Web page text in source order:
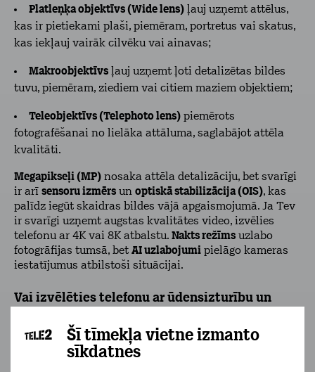
Šī tīmekļa vietne izmanto
sīkdatnes
Platleņķa objektīvs (Wide lens) ļauj uzņemt attēlus,
kas ir pietiekami plaši, piemēram, portretus vai skatus,
kas iekļauj vairāk cilvēku vai ainavas;
Makroobjektīvs ļauj uzņemt ļoti detalizētas bildes
tuvu, piemēram, ziediem vai citiem maziem objektiem;
Teleobjektīvs (Telephoto lens) piemērots
fotografēšanai no lielāka attāluma, saglabājot attēla
kvalitāti.
Megapikseļi (MP) nosaka attēla detalizāciju, bet svarīgi
ir arī sensoru izmērs un optiskā stabilizācija (OIS), kas
palīdz iegūt skaidras bildes vājā apgaismojumā. Ja Tev
ir svarīgi uzņemt augstas kvalitātes video, izvēlies
telefonu ar 4K vai 8K atbalstu. Nakts režīms uzlabo
fotogrāfijas tumsā, bet AI uzlabojumi pielāgo kameras
iestatījumus atbilstoši situācijai.
Vai izvēlēties telefonu ar ūdensizturību un
Izvēloties telefonu ar ūdensizturību un papildu